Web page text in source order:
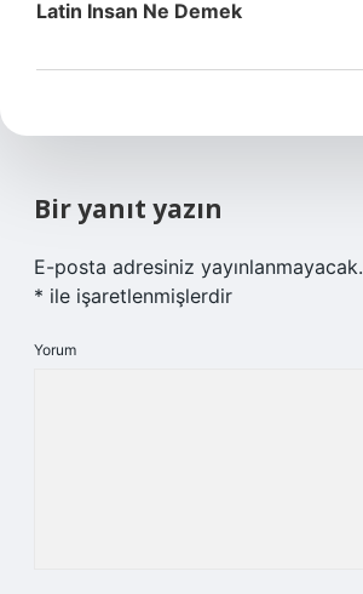
Latin Insan Ne Demek
Bir yanıt yazın
E-posta adresiniz yayınlanmayacak.
* ile işaretlenmişlerdir
Yorum